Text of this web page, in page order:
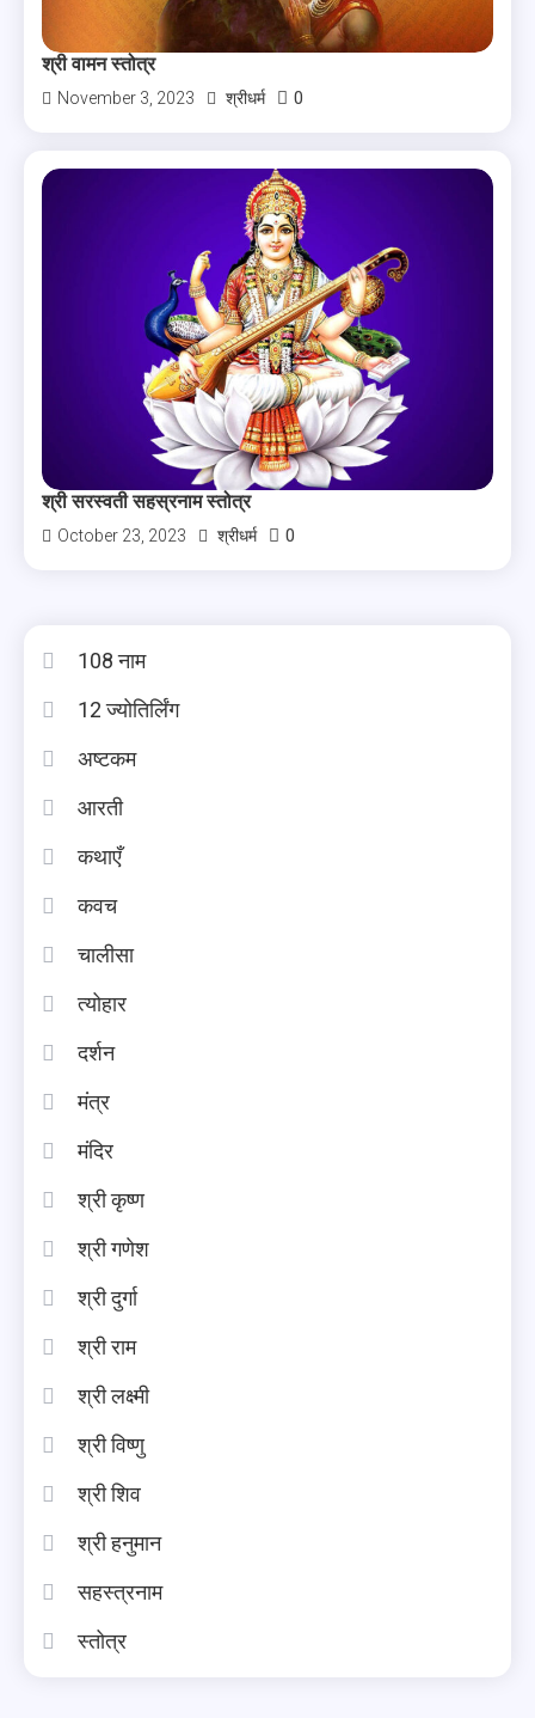
श्री वामन स्तोत्र
November 3, 2023 श्रीधर्म 0
श्री सरस्वती सहस्रनाम स्तोत्र
October 23, 2023 श्रीधर्म 0
108 नाम
12 ज्योतिर्लिंग
अष्टकम
आरती
कथाएँ
कवच
चालीसा
त्योहार
दर्शन
मंत्र
मंदिर
श्री कृष्ण
श्री गणेश
श्री दुर्गा
श्री राम
श्री लक्ष्मी
श्री विष्णु
श्री शिव
श्री हनुमान
सहस्त्रनाम
स्तोत्र